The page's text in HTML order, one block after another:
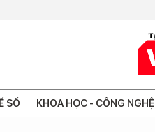
SỐ KHOA HỌC - CÔNG NGHỆ